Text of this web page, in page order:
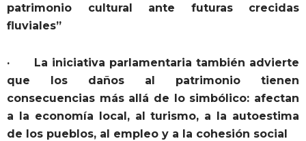
patrimonio cultural ante futuras crecidas
fluviales”
· La iniciativa parlamentaria también advierte
que los daños al patrimonio tienen
consecuencias más allá de lo simbólico: afectan
a la economía local, al turismo, a la autoestima
de los pueblos, al empleo y a la cohesión social